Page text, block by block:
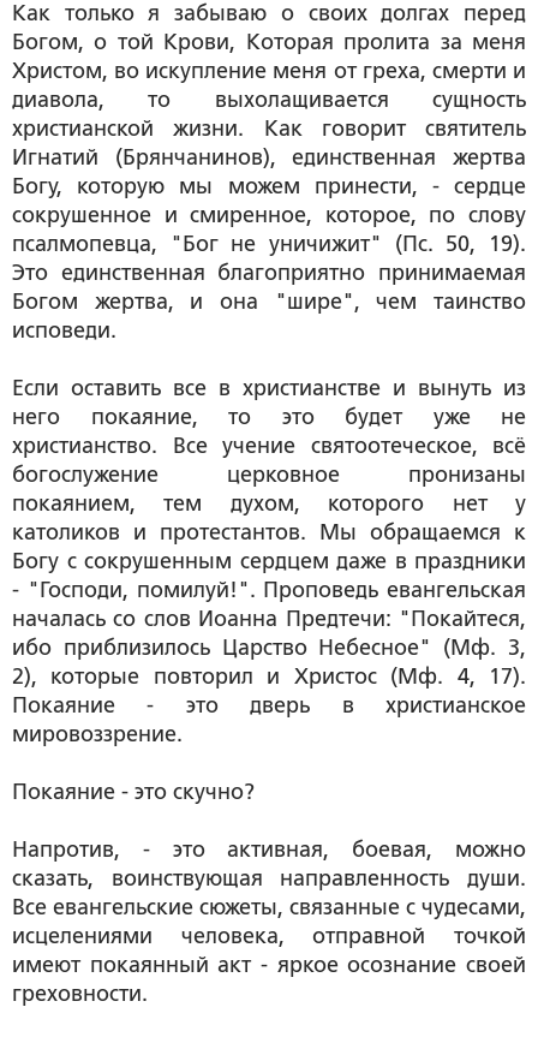
Как только я забываю о своих долгах перед
Богом, о той Крови, Которая пролита за меня
Христом, во искупление меня от греха, смерти и
диавола, то выхолащивается сущность
христианской жизни. Как говорит святитель
Игнатий (Брянчанинов), единственная жертва
Богу, которую мы можем принести, - сердце
сокрушенное и смиренное, которое, по слову
псалмопевца, "Бог не уничижит" (Пс. 50, 19).
Это единственная благоприятно принимаемая
Богом жертва, и она "шире", чем таинство
исповеди.
Если оставить все в христианстве и вынуть из
него покаяние, то это будет уже не
христианство. Все учение святоотеческое, всё
богослужение церковное пронизаны
покаянием, тем духом, которого нет у
католиков и протестантов. Мы обращаемся к
Богу с сокрушенным сердцем даже в праздники
- "Господи, помилуй!". Проповедь евангельская
началась со слов Иоанна Предтечи: "Покайтеся,
ибо приблизилось Царство Небесное" (Мф. 3,
2), которые повторил и Христос (Мф. 4, 17).
Покаяние - это дверь в христианское
мировоззрение.
Покаяние - это скучно?
Напротив, - это активная, боевая, можно
сказать, воинствующая направленность души.
Все евангельские сюжеты, связанные с чудесами,
исцелениями человека, отправной точкой
имеют покаянный акт - яркое осознание своей
греховности.